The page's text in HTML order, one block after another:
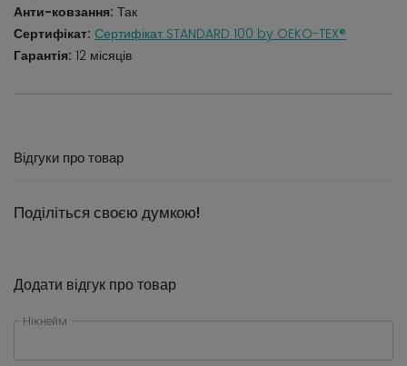
Анти-ковзання: Так
Сертифікат: Сертифікат STANDARD 100 by OEKO-TEX®
Гарантія: 12 місяців
Відгуки про товар
Поділіться своєю думкою!
Додати відгук про товар
Нікнейм